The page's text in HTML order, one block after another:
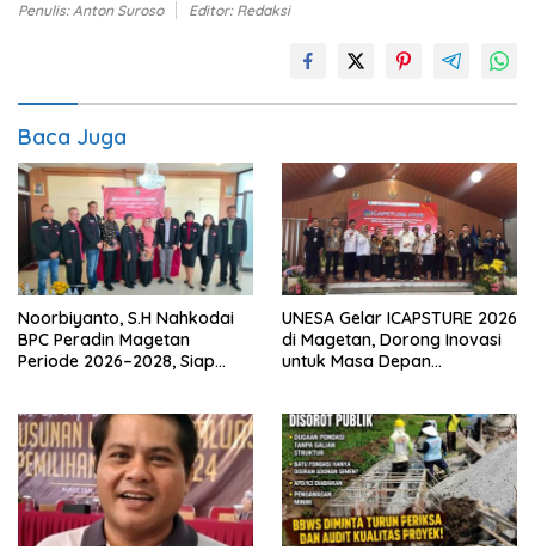
Penulis: Anton Suroso Editor: Redaksi
Baca Juga
Noorbiyanto, S.H Nahkodai
BPC Peradin Magetan
Periode 2026–2028, Siap
UNESA Gelar ICAPSTURE 2026
di Magetan, Dorong Inovasi
untuk Masa Depan